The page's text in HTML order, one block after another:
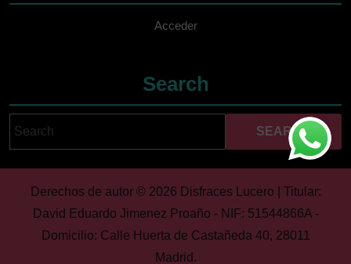
Acceder
Search
Cuando hay
Derechos de autor © 2026 Disfraces Lucero | Titular:
David Eduardo Jimenez Proaño - NIF: 51544866A -
Domicilio: Calle Huerta de Castañeda 40, 28011
Madrid.